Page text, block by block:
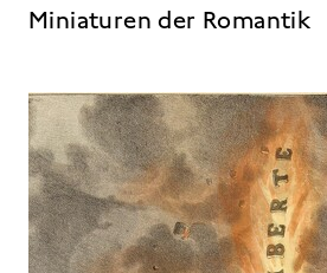
Miniaturen der Romantik